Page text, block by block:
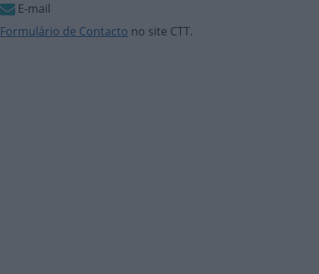
E-mail
Formulário de Contacto no site CTT.